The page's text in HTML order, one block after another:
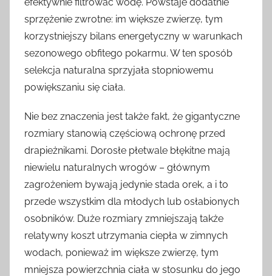
sprzężenie zwrotne: im większe zwierzę, tym
korzystniejszy bilans energetyczny w warunkach
sezonowego obfitego pokarmu. W ten sposób
selekcja naturalna sprzyjała stopniowemu
powiększaniu się ciała.
Nie bez znaczenia jest także fakt, że gigantyczne
rozmiary stanowią częściową ochronę przed
drapieżnikami. Dorosłe płetwale błękitne mają
niewielu naturalnych wrogów – głównym
zagrożeniem bywają jedynie stada orek, a i to
przede wszystkim dla młodych lub osłabionych
osobników. Duże rozmiary zmniejszają także
relatywny koszt utrzymania ciepła w zimnych
wodach, ponieważ im większe zwierzę, tym
mniejsza powierzchnia ciała w stosunku do jego